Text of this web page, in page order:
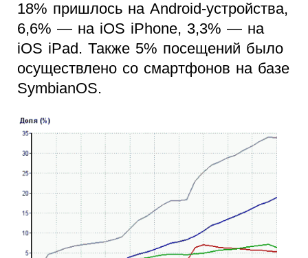
18% пришлось на Android-устройства,
6,6% — на iOS iPhone, 3,3% — на
iOS iPad. Также 5% посещений было
осуществлено со смартфонов на базе
SymbianOS.